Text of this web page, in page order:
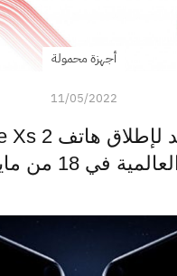
أجهزة محمولة
11/05/2022
العالمية في 18 من مايو